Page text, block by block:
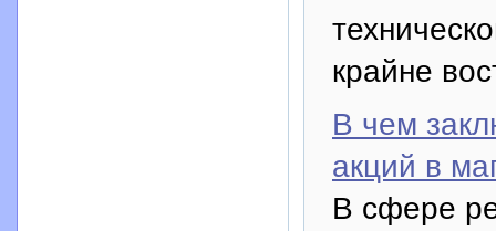
крайне
В чем
акций в
В сфере